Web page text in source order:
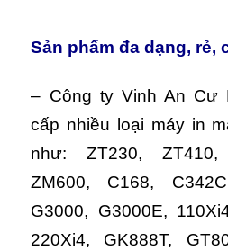
Sản phẩm đa dạng, rẻ,
– Công ty Vinh An Cư
cấp nhiều loại máy in
như: ZT230, ZT410,
ZM600, C168,
G3000, G3000E,
220Xi4, GK888T,